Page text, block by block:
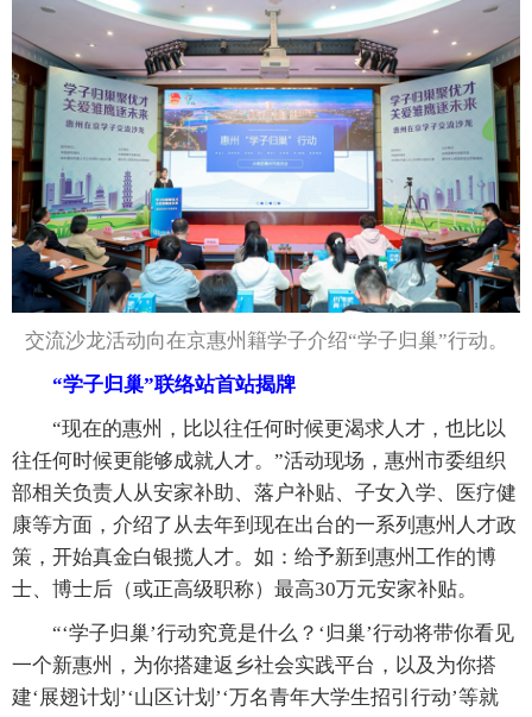
交流沙龙活动向在京惠州籍学子介绍“学子归巢”行动。
“学子归巢”联络站首站揭牌
“现在的惠州，比以往任何时候更渴求人才，也比以
往任何时候更能够成就人才。”活动现场，惠州市委组织
部相关负责人从安家补助、落户补贴、子女入学、医疗健
康等方面，介绍了从去年到现在出台的一系列惠州人才政
策，开始真金白银揽人才。如：给予新到惠州工作的博
士、博士后（或正高级职称）最高30万元安家补贴。
“‘学子归巢’行动究竟是什么？‘归巢’行动将带你看见
一个新惠州，为你搭建返乡社会实践平台，以及为你搭
建‘展翅计划’‘山区计划’‘万名青年大学生招引行动’等就